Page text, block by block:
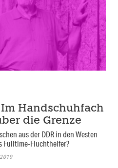
Handschuhfach
die Grenze
aus der DDR in den Westen
Fulltime-Fluchthelfer?